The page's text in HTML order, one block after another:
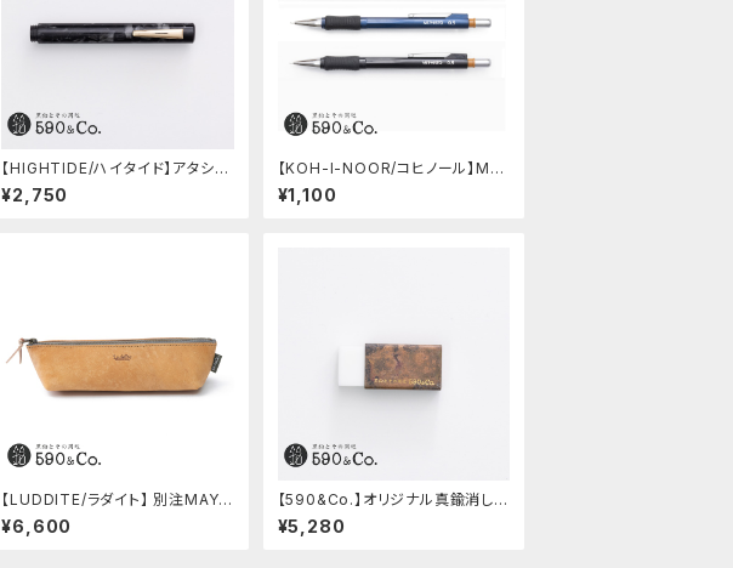
【HIGHTIDE/ハイタイド】アタシェ
マーブル万年筆 (ブラック)
¥2,750
【KOH-I-NOOR/コヒノール】Me
phisto profi 5035シャープペン
シル(0.5mm)
¥1,100
【LUDDITE/ラダイト】 別注MAYA
レザーボートペンケース (コニャッ
ク)
¥6,600
【590&Co.】オリジナル真鍮消しゴ
ムカバー (糠焼き)
¥5,280